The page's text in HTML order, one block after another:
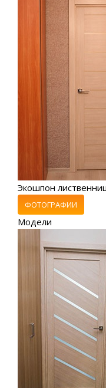
Экошпон
ФОТОГРАФИИ
Модели